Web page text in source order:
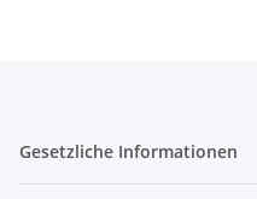
Gesetzliche Informationen